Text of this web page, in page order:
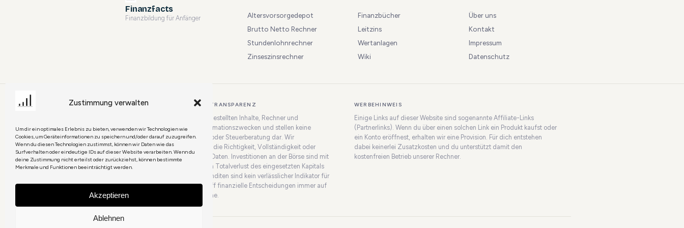
Zustimmung verwalten
Um dir ein optimales Erlebnis zu bieten, verwenden wir Technologien wie
Cookies, um Geräteinformationen zu speichern und/oder darauf zuzugreifen.
Wenn du diesen Technologien zustimmst, können wir Daten wie das
Surfverhalten oder eindeutige IDs auf dieser Website verarbeiten. Wenn du
deine Zustimmung nicht erteilst oder zurückziehst, können bestimmte
Merkmale und Funktionen beeinträchtigt werden.
Akzeptieren
Ablehnen
Finanzfacts
Finanzbildung für Anfänger
Altersvorsorgedepot
Brutto Netto Rechner
Stundenlohnrechner
Zinseszinsrechner
Finanzbücher
Leitzins
Wertanlagen
Wiki
Über uns
Kontakt
Impressum
Datenschutz
HAFTUNGSAUSSCHLUSS & TRANSPARENZ
bereitgestellten Inhalte, Rechner und
Vergleiche dienen reinen Informationszwecken und stellen keine
individuelle Anlage-, Rechts- oder Steuerberatung dar. Wir
übernehmen keine Gewähr für die Richtigkeit, Vollständigkeit oder
Aktualität der bereitgestellten Daten. Investitionen an der Börse sind mit
Risiken verbunden, die bis zum Totalverlust des eingesetzten Kapitals
führen können. Historische Renditen sind kein verlässlicher Indikator für
zukünftige Entwicklungen. Triff finanzielle Entscheidungen immer auf
Basis deiner eigenen Recherche.
WERBEHINWEIS
Einige Links auf dieser Website sind sogenannte Affiliate-Links
(Partnerlinks). Wenn du über einen solchen Link ein Produkt kaufst oder
ein Konto eröffnest, erhalten wir eine Provision. Für dich entstehen
dabei keinerlei Zusatzkosten und du unterstützt damit den
kostenfreien Betrieb unserer Rechner.